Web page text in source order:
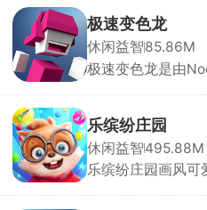
极速变色龙
休闲益智85.86M
极速变色龙是由
注于操作与节奏。
角色自动前进，玩
制跳跃、双连跳与
下平台颜色一致才
乐缤纷庄园
休闲益智495.88M
乐缤纷庄园画风可